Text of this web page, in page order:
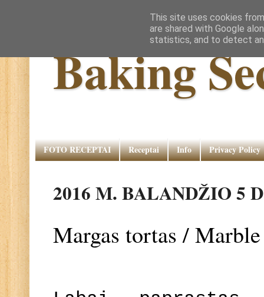
Baking
FOTO RECEPTAI Receptai Info Privacy Policy
2016 M. BALANDŽIO 5
Margas tortas /
This site uses cookies
are shared with Google
statistics, and to detect